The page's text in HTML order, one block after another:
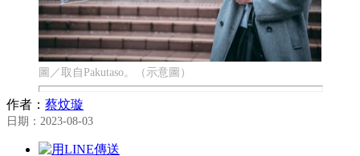
圖／取自Pakutaso。（示意圖）
作者： 蔡炆璇
日期：2023-08-03